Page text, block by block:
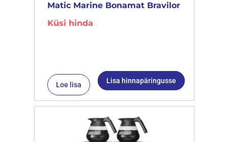
Matic Marine Bonamat Bravilor
Küsi hinda
Loe lisa Lisa hinnapäringusse